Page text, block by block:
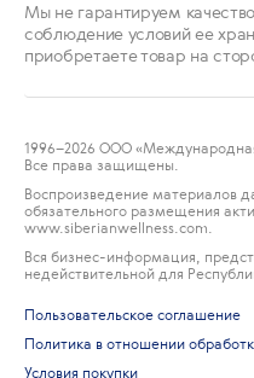
Мы не гарантируем
соблюдение условий ее
приобретаете товар на
1996–2026 ООО
Все права защищены.
Воспроизведение материалов
обязательного размещения
www.siberianwellness.com.
Вся бизнес-информация,
недействительной для
Пользовательское соглашение
Политика в отношении
Условия покупки